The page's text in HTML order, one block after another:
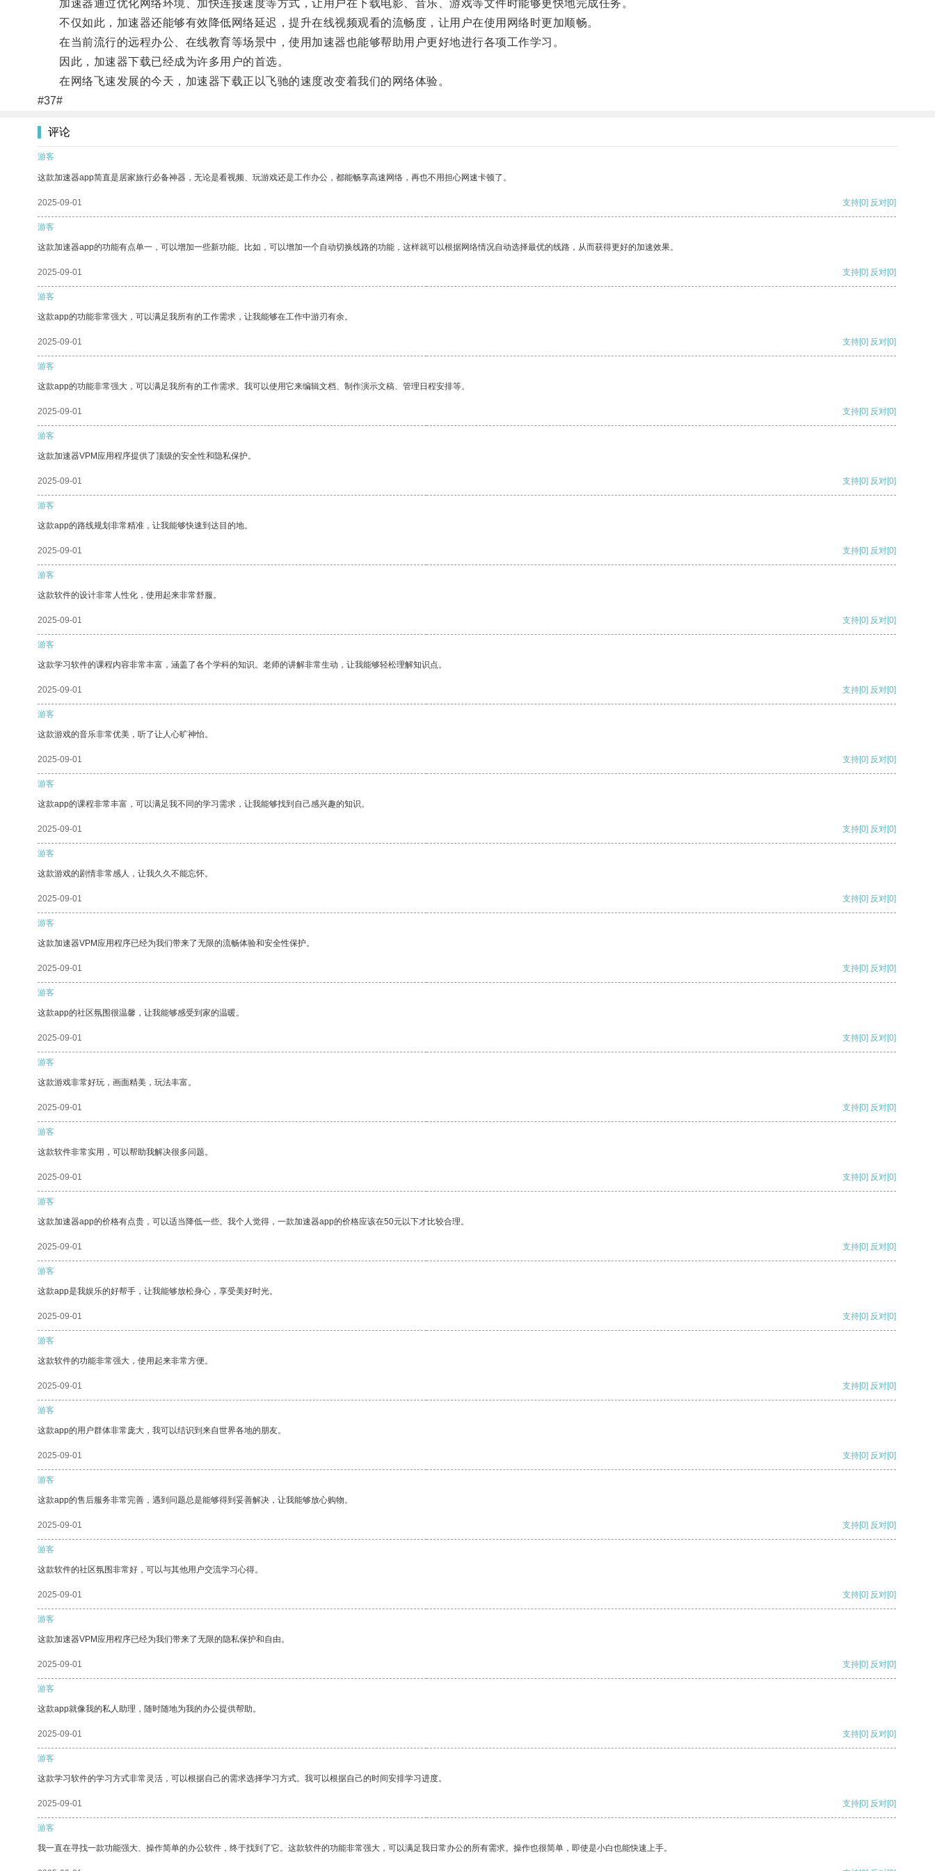
加速器通过优化网络环境、加快连接速度等方式，让用户在下载电影、音乐、游戏等文件时能够更快地完成任务。
不仅如此，加速器还能够有效降低网络延迟，提升在线视频观看的流畅度，让用户在使用网络时更加顺畅。
在当前流行的远程办公、在线教育等场景中，使用加速器也能够帮助用户更好地进行各项工作学习。
因此，加速器下载已经成为许多用户的首选。
在网络飞速发展的今天，加速器下载正以飞驰的速度改变着我们的网络体验。
#37#
评论
游客
这款加速器app简直是居家旅行必备神器，无论是看视频、玩游戏还是工作办公，都能畅享高速网络，再也不用担心网速卡顿了。
2025-09-01 支持[0] 反对[0]
游客
这款加速器app的功能有点单一，可以增加一些新功能。比如，可以增加一个自动切换线路的功能，这样就可以根据网络情况自动选择最优的线路，从而获得更好的加速效果。
2025-09-01 支持[0] 反对[0]
游客
这款app的功能非常强大，可以满足我所有的工作需求，让我能够在工作中游刃有余。
2025-09-01 支持[0] 反对[0]
游客
这款app的功能非常强大，可以满足我所有的工作需求。我可以使用它来编辑文档、制作演示文稿、管理日程安排等。
2025-09-01 支持[0] 反对[0]
游客
这款加速器VPM应用程序提供了顶级的安全性和隐私保护。
2025-09-01 支持[0] 反对[0]
游客
这款app的路线规划非常精准，让我能够快速到达目的地。
2025-09-01 支持[0] 反对[0]
游客
这款软件的设计非常人性化，使用起来非常舒服。
2025-09-01 支持[0] 反对[0]
游客
这款学习软件的课程内容非常丰富，涵盖了各个学科的知识。老师的讲解非常生动，让我能够轻松理解知识点。
2025-09-01 支持[0] 反对[0]
游客
这款游戏的音乐非常优美，听了让人心旷神怡。
2025-09-01 支持[0] 反对[0]
游客
这款app的课程非常丰富，可以满足我不同的学习需求，让我能够找到自己感兴趣的知识。
2025-09-01 支持[0] 反对[0]
游客
这款游戏的剧情非常感人，让我久久不能忘怀。
2025-09-01 支持[0] 反对[0]
游客
这款加速器VPM应用程序已经为我们带来了无限的流畅体验和安全性保护。
2025-09-01 支持[0] 反对[0]
游客
这款app的社区氛围很温馨，让我能够感受到家的温暖。
2025-09-01 支持[0] 反对[0]
游客
这款游戏非常好玩，画面精美，玩法丰富。
2025-09-01 支持[0] 反对[0]
游客
这款软件非常实用，可以帮助我解决很多问题。
2025-09-01 支持[0] 反对[0]
游客
这款加速器app的价格有点贵，可以适当降低一些。我个人觉得，一款加速器app的价格应该在50元以下才比较合理。
2025-09-01 支持[0] 反对[0]
游客
这款app是我娱乐的好帮手，让我能够放松身心，享受美好时光。
2025-09-01 支持[0] 反对[0]
游客
这款软件的功能非常强大，使用起来非常方便。
2025-09-01 支持[0] 反对[0]
游客
这款app的用户群体非常庞大，我可以结识到来自世界各地的朋友。
2025-09-01 支持[0] 反对[0]
游客
这款app的售后服务非常完善，遇到问题总是能够得到妥善解决，让我能够放心购物。
2025-09-01 支持[0] 反对[0]
游客
这款软件的社区氛围非常好，可以与其他用户交流学习心得。
2025-09-01 支持[0] 反对[0]
游客
这款加速器VPM应用程序已经为我们带来了无限的隐私保护和自由。
2025-09-01 支持[0] 反对[0]
游客
这款app就像我的私人助理，随时随地为我的办公提供帮助。
2025-09-01 支持[0] 反对[0]
游客
这款学习软件的学习方式非常灵活，可以根据自己的需求选择学习方式。我可以根据自己的时间安排学习进度。
2025-09-01 支持[0] 反对[0]
游客
我一直在寻找一款功能强大、操作简单的办公软件，终于找到了它。这款软件的功能非常强大，可以满足我日常办公的所有需求。操作也很简单，即使是小白也能快速上手。